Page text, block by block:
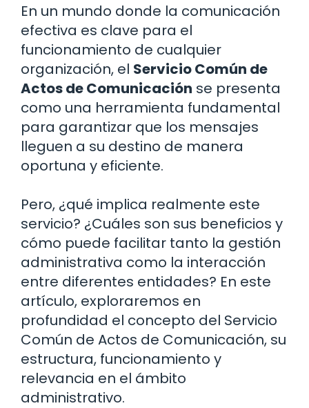
En un mundo donde la comunicación
efectiva es clave para el
funcionamiento de cualquier
organización, el Servicio Común de
Actos de Comunicación se presenta
como una herramienta fundamental
para garantizar que los mensajes
lleguen a su destino de manera
oportuna y eficiente.
Pero, ¿qué implica realmente este
servicio? ¿Cuáles son sus beneficios y
cómo puede facilitar tanto la gestión
administrativa como la interacción
entre diferentes entidades? En este
artículo, exploraremos en
profundidad el concepto del Servicio
Común de Actos de Comunicación, su
estructura, funcionamiento y
relevancia en el ámbito
administrativo.